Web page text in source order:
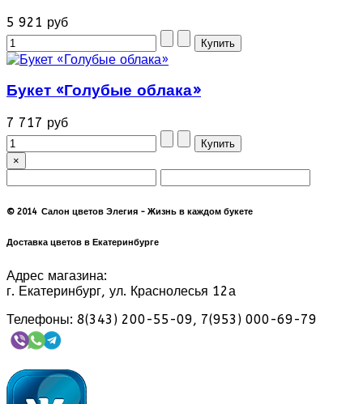
5 921 руб
Букет «Голубые облака»
7 717 руб
×
© 2014 Салон цветов Элегия - Жизнь в каждом букете
Доставка цветов в Екатеринбурге
Адрес магазина:
г. Екатеринбург, ул. Краснолесья 12а
Телефоны: 8(343) 200-55-09, 7(953) 000-69-79